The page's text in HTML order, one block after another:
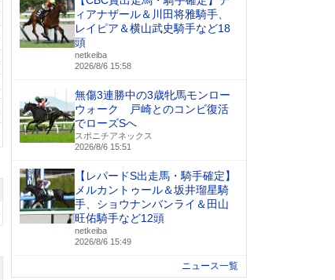
ィアナザール＆川田将雅騎手、
レイピア＆横山武史騎手など18
頭
netkeiba
2026/8/6 15:58
無傷3連勝中の3歳牝馬モンロー
ウォーク 戸崎とのコンビ復活
でローズSへ
スポニチアネックス
2026/8/6 15:51
【レパードS出走馬・騎手確定】
メルカントゥール＆坂井瑠星騎
手、ショウナンバンライ＆田山
旺佑騎手など12頭
netkeiba
2026/8/6 15:49
ニュース一覧